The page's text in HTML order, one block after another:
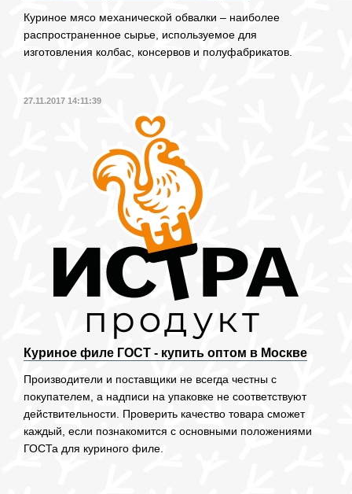
Куриное мясо механической обвалки – наиболее
распространенное сырье, используемое для
изготовления колбас, консервов и полуфабрикатов.
27.11.2017 14:11:39
Куриное филе ГОСТ - купить оптом в Москве
Производители и поставщики не всегда честны с
покупателем, а надписи на упаковке не соответствуют
действительности. Проверить качество товара сможет
каждый, если познакомится с основными положениями
ГОСТа для куриного филе.